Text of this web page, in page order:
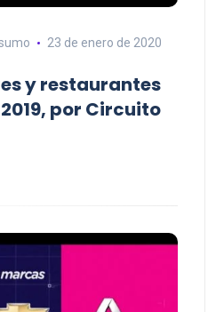
23 de enero de 2020
y restaurantes
por Circuito